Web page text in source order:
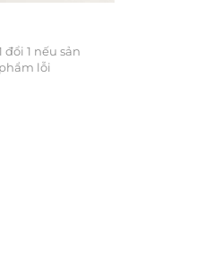
đổi 1 nếu sản
phẩm lỗi